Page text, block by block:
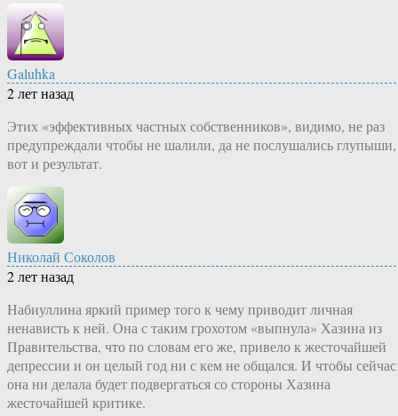
Galuhka
2 лет назад
Этих «эффективных частных собственников», видимо, не раз
предупреждали чтобы не шалили, да не послушались глупыши,
вот и результат.
Николай Соколов
2 лет назад
Набиуллина яркий пример того к чему приводит личная
ненависть к ней. Она с таким грохотом «выпнула» Хазина из
Правительства, что по словам его же, привело к жесточайшей
депрессии и он целый год ни с кем не общался. И чтобы сейчас
она ни делала будет подвергаться со стороны Хазина
жесточайшей критике.